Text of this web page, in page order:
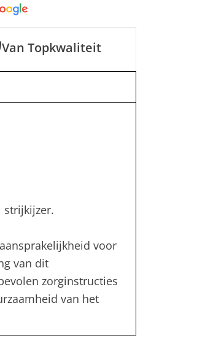
Van Topkwaliteit
strijkijzer.
voor
van dit
zorginstructies
van het